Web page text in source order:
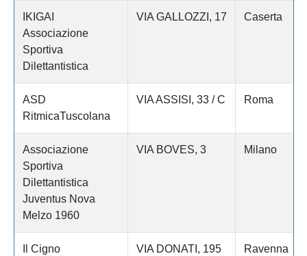
IKIGAI
Associazione
Sportiva
Dilettantistica
VIA GALLOZZI, 17 Caserta
ASD
RitmicaTuscolana
VIA ASSISI, 33 / C Roma
Associazione
Sportiva
Dilettantistica
Juventus Nova
Melzo 1960
VIA BOVES, 3 Milano
Il Cigno
VIA DONATI, 195 Ravenna